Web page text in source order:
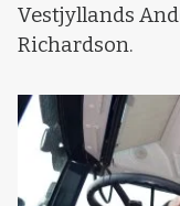
Vestjyllands
Richardson.